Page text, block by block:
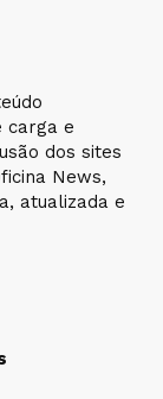
carga e
dos sites
News,
atualizada e